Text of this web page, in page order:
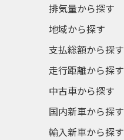
排気量から探す
地域から探す
支払総額から探す
走行距離から探す
中古車から探す
国内新車から探す
輸入新車から探す